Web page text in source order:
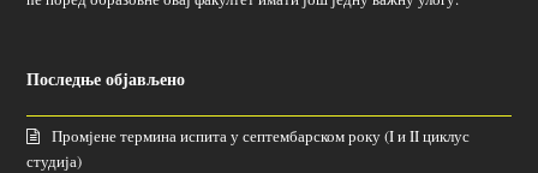
Последње објављено
Промјене термина испита у септембарском року (I и II циклус
студија)